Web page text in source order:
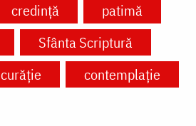
credință
patimă
Sfânta Scriptură
curăție contemplație